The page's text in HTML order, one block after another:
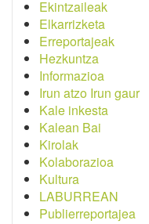
Ekintzaileak
Elkarrizketa
Erreportajeak
Hezkuntza
Informazioa
Irun atzo Irun gaur
Kale inkesta
Kalean Bai
Kirolak
Kolaborazioa
Kultura
LABURREAN
Publierreportajea